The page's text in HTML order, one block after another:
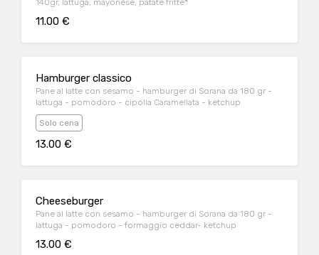
140gr, lattuga, mayonese, patate fritte*
11.00 €
Hamburger classico
Pane al latte con sesamo - hamburger di Sorana da 180 gr -
lattuga - pomodoro - cipolla Caramellata - ketchup
Solo cena
13.00 €
Cheeseburger
Pane al latte con sesamo - hamburger di Sorana da 180 gr -
lattuga - pomodoro - formaggio ceddar- ketchup
13.00 €